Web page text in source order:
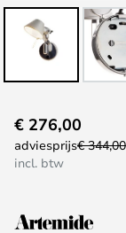
naar
het
de
€ 276,00
adviesprijs€ 344,00
incl. btw